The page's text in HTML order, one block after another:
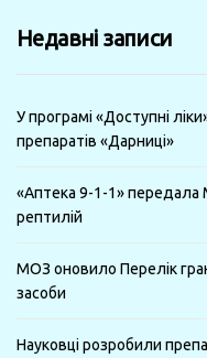
місяці
Недавні записи
У програмі «Доступні
препаратів «Дарниці»
«Аптека 9-1-1» передала
рептилій
МОЗ оновило Перелік
засоби
Науковці розробили